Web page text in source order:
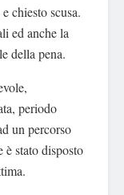
chiesto scusa.
ed anche la
della pena.
periodo
un percorso
è stato disposto